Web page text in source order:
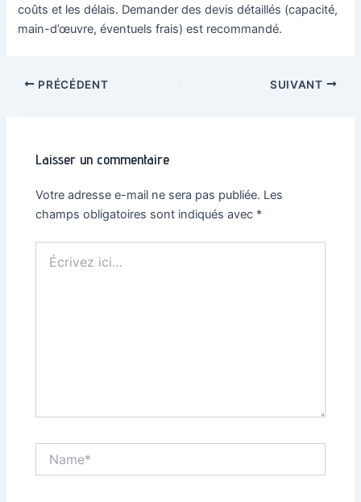
coûts et les délais. Demander des devis détaillés (capacité,
main-d’œuvre, éventuels frais) est recommandé.
NavigationPRÉCÉDENT SUIVANT
Laisser un commentaire
Votre adresse e-mail ne sera pas publiée. Les
champs obligatoires sont indiqués avec *
ici…